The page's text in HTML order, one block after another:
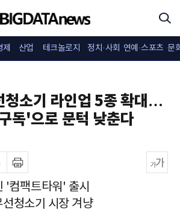
제 산업 테크놀로지 정치·사회 연예·스포츠 문
청소기 라인업 5종 확대…
독'으로 문턱 낮춘다
'컴팩트타워' 출시
청소기 시장 겨냥